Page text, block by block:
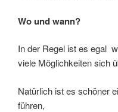
Wo und wann?
In der Regel ist es egal
viele Möglichkeiten sich
Natürlich ist es schöner
führen,